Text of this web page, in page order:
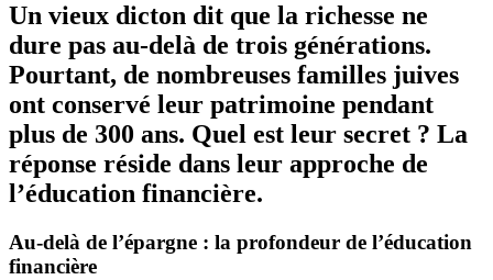
Un vieux dicton dit que la richesse ne
dure pas au-delà de trois générations.
Pourtant, de nombreuses familles juives
ont conservé leur patrimoine pendant
plus de 300 ans. Quel est leur secret ? La
réponse réside dans leur approche de
l’éducation financière.
Au-delà de l’épargne : la profondeur de l’éducation
financière